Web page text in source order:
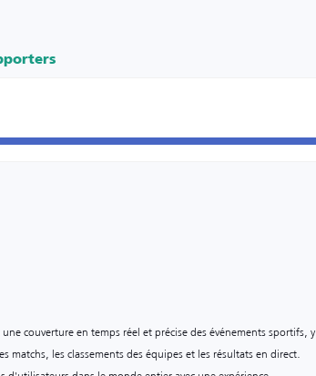
couverture en temps réel et précise des événements sportifs, y
matchs, les classements des équipes et les résultats en direct.